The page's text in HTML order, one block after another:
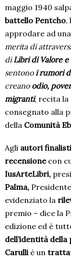
maggio 1940
battello Pentcho,
approdare ad
merita di
diLibri di Valore e
sentonoi rumori
creanoodio,
migranti, recita la
consegnato alla
della Comunità
Agli autori
recensione con
IusArteLibri,
Palma,
evidenziato la
premio – dice la
edizione ed è
dell’identità della
Carulliè un